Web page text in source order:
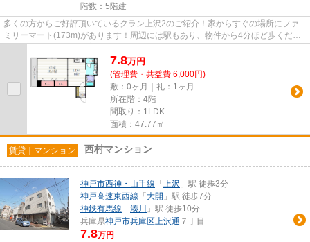
階数：5階建
多くの方からご好評頂いているクラン上沢2のご紹介！家からすぐの場所にファ
ミリーマート(173m)があります！周辺には駅もあり、物件から4分ほど歩くだけ
7.8万円
(管理費・共益費 6,000円)
敷：0ヶ月｜礼：1ヶ月
所在階：4階
間取り：1LDK
面積：47.77㎡
賃貸｜マンション 西村マンション
神戸市西神・山手線 「 上沢 」駅 徒歩3分
神戸高速東西線 「 大開 」駅 徒歩7分
神鉄有馬線 「 湊川
」駅 徒歩10分
兵庫県神戸市兵庫区上沢通 ７丁目
7.8万円